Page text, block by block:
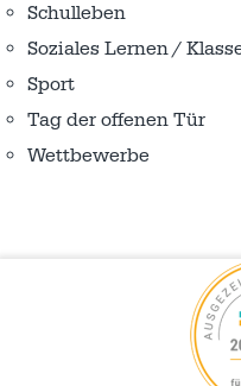
Schulleben
Soziales Lernen /
Sport
Tag der offenen Tür
Wettbewerbe